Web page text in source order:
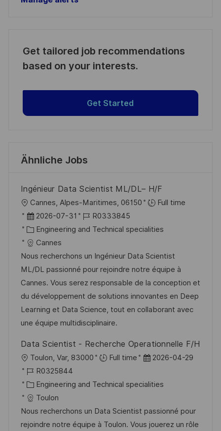
Get tailored job recommendations
based on your interests.
Get Started
Ähnliche Jobs
Ingénieur Data Scientist ML/DL– H/F
O
r
t
Cannes, Alpes-Maritimes, 06150
Full time
D
a
t
u
m
d
e
r
V
r
ö
f
f
e
n
2026-07-31
J
o
-
I
D
R0333845
K
a
t
e
g
o
r
i
Engineering and Technical specialities
Cannes
Nous recherchons un Ingénieur Data Scientist
ML/DL passionné pour rejoindre notre équipe à
Cannes. Vous serez responsable de la conception et
du développement de solutions innovantes en Deep
Learning et Data Science, tout en collaborant avec
une équipe multidisciplinaire.
Data Scientist - Recherche Operationnelle F/H
O
r
t
Toulon, Var, 83000 Full time
D
t
m
d
2026-04-29
J
o
b
-
I
R0325844
K
a
t
e
Engineering and Technical specialities
Toulon
Nous recherchons un Data Scientist passionné pour
rejoindre notre équipe à Toulon. Vous jouerez un rôle